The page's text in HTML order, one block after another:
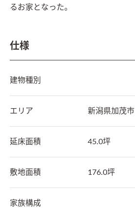
るお家となった。
仕様
建物種別
エリア 新潟県加茂市
延床面積 45.0坪
敷地面積 176.0坪
家族構成